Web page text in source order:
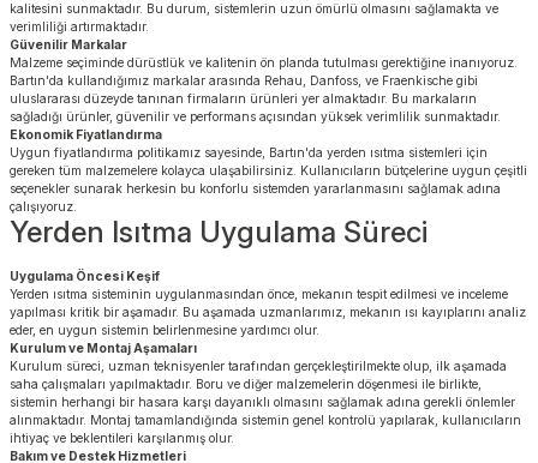
kalitesini sunmaktadır. Bu durum, sistemlerin uzun ömürlü olmasını sağlamakta ve
verimliliği artırmaktadır.
Güvenilir Markalar
Malzeme seçiminde dürüstlük ve kalitenin ön planda tutulması gerektiğine inanıyoruz.
Bartın'da kullandığımız markalar arasında Rehau, Danfoss, ve Fraenkische gibi
uluslararası düzeyde tanınan firmaların ürünleri yer almaktadır. Bu markaların
sağladığı ürünler, güvenilir ve performans açısından yüksek verimlilik sunmaktadır.
Ekonomik Fiyatlandırma
Uygun fiyatlandırma politikamız sayesinde, Bartın'da yerden ısıtma sistemleri için
gereken tüm malzemelere kolayca ulaşabilirsiniz. Kullanıcıların bütçelerine uygun çeşitli
seçenekler sunarak herkesin bu konforlu sistemden yararlanmasını sağlamak adına
çalışıyoruz.
Yerden Isıtma Uygulama Süreci
Uygulama Öncesi Keşif
Yerden ısıtma sisteminin uygulanmasından önce, mekanın tespit edilmesi ve inceleme
yapılması kritik bir aşamadır. Bu aşamada uzmanlarımız, mekanın ısı kayıplarını analiz
eder, en uygun sistemin belirlenmesine yardımcı olur.
Kurulum ve Montaj Aşamaları
Kurulum süreci, uzman teknisyenler tarafından gerçekleştirilmekte olup, ilk aşamada
saha çalışmaları yapılmaktadır. Boru ve diğer malzemelerin döşenmesi ile birlikte,
sistemin herhangi bir hasara karşı dayanıklı olmasını sağlamak adına gerekli önlemler
alınmaktadır. Montaj tamamlandığında sistemin genel kontrolü yapılarak, kullanıcıların
ihtiyaç ve beklentileri karşılanmış olur.
Bakım ve Destek Hizmetleri